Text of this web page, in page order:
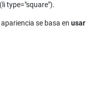
type="square").
se basa en usar